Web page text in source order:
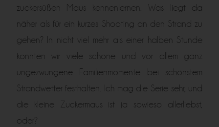
zuckersüßen Maus kennenlernen. Was liegt da
näher als für ein kurzes Shooting an den Strand zu
gehen? In nicht viel mehr als einer halben Stunde
konnten wir viele schöne und vor allem ganz
ungezwungene Familienmomente bei schönstem
Strandwetter festhalten. Ich mag die Serie sehr, und
die kleine Zuckermaus ist ja sowieso allerliebst,
oder?